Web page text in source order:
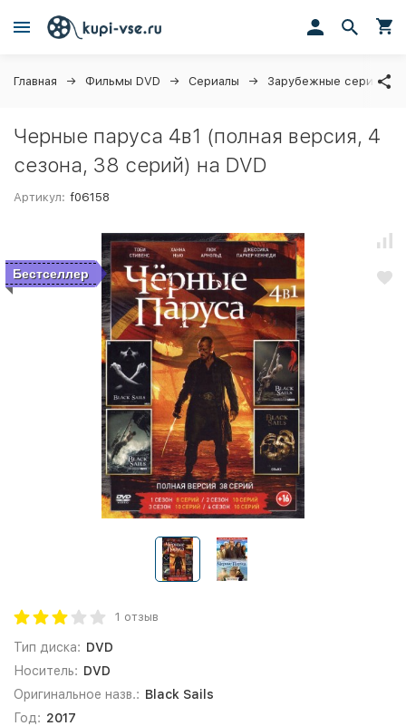
Главная Фильмы DVD Сериалы Зарубежные сериалы
Черные паруса 4в1 (полная версия, 4
сезона, 38 серий) на DVD
Артикул: f06158
Бестселлер
1 отзыв
Тип диска: DVD
Носитель: DVD
Оригинальное назв.: Black Sails
Год: 2017